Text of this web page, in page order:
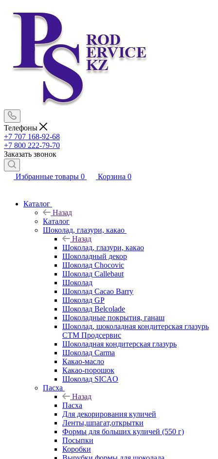
Телефоны
+7 707 168-92-68
+7 800 222-79-70
Заказать звонок
Избранные товары 0 Корзина 0
Каталог
Назад
Каталог
Шоколад, глазури, какао
Назад
Шоколад, глазури, какао
Шоколадный декор
Шоколад Chocovic
Шоколад Callebaut
Шоколад
Шоколад Cacao Barry
Шоколад GP
Шоколад Belcolade
Шоколадные покрытия, ганаш
Шоколад, шоколадная кондитерская глазурь
СТМ Продсервис
Шоколадная кондитерская глазурь
Шоколад Carma
Какао-масло
Какао-порошок
Шоколад SICAO
Пасха
Назад
Пасха
Для декорирования куличей
Ленты,шпагат,открытки
Формы для больших куличей (550 г)
Посыпки
Коробки